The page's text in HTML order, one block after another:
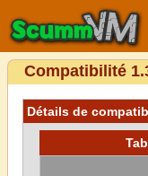
Compatibilité
Détails de